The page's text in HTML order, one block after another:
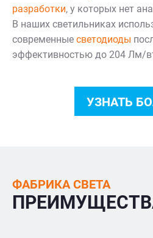
разработки, у которых нет
В наших светильниках
современные светодиоды
эффективностью до 204 Лм/
УЗНАТЬ
ФАБРИКА СВЕТА